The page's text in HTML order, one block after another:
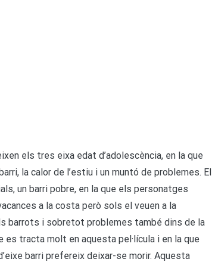
els tres eixa edat d’adolescència, en la que
la calor de l’estiu i un muntó de problemes. El
un barri pobre, en la que els personatges
a la costa però sols el veuen a la
barrots i sobretot problemes també dins de la
tracta molt en aquesta pel·lícula i en la que
barri prefereix deixar-se morir. Aquesta